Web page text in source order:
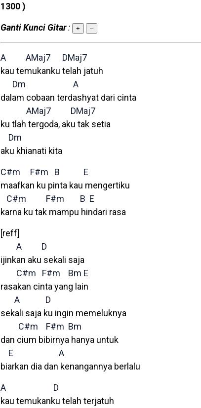
1300 )
Ganti Kunci Gitar: + –
A AMaj7
DMaj7
kau temukanku telah jatuh
Dm
A
dalam cobaan terdashyat dari cinta
AMaj7
DMaj7
ku tlah tergoda, aku tak setia
Dm
aku khianati kita
C#m F#m B
E
maafkan ku pinta kau mengertiku
C#m
F#m B E
karna ku tak mampu hindari rasa
[reff]
A
D
ijinkan aku sekali saja
C#m
F#m Bm E
rasakan cinta yang lain
A
D
sekali saja ku ingin memeluknya
C#m
F#m Bm
dan cium bibirnya hanya untuk
E
A
biarkan dia dan kenangannya berlalu
A
D
kau temukanku telah terjatuh